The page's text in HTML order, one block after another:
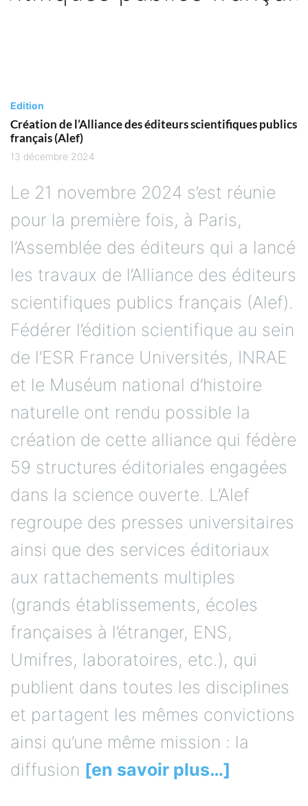
Edition
Création de l’Alliance des éditeurs scientifiques publics
français (Alef)
13 décembre 2024
Le 21 novembre 2024 s’est réunie
pour la première fois, à Paris,
l’Assemblée des éditeurs qui a lancé
les travaux de l’Alliance des éditeurs
scientifiques publics français (Alef).
Fédérer l’édition scientifique au sein
de l’ESR France Universités, INRAE
et le Muséum national d’histoire
naturelle ont rendu possible la
création de cette alliance qui fédère
59 structures éditoriales engagées
dans la science ouverte. L’Alef
regroupe des presses universitaires
ainsi que des services éditoriaux
aux rattachements multiples
(grands établissements, écoles
françaises à l’étranger, ENS,
Umifres, laboratoires, etc.), qui
publient dans toutes les disciplines
et partagent les mêmes convictions
ainsi qu’une même mission : la
diffusion [en savoir plus…]